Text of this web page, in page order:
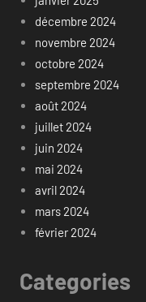
décembre 2024
novembre 2024
octobre 2024
septembre 2024
août 2024
juillet 2024
juin 2024
mai 2024
avril 2024
mars 2024
février 2024
Categories